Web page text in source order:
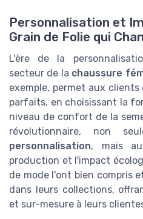
Personnalisation et
Grain de Folie qui
L'ère de la
secteur de la chaussure
exemple, permet aux
parfaits, en choisissant la
niveau de confort de la
révolutionnaire, non
personnalisation, mais
production et l'impact
de mode l'ont bien compris
dans leurs collections,
et sur-mesure à leurs